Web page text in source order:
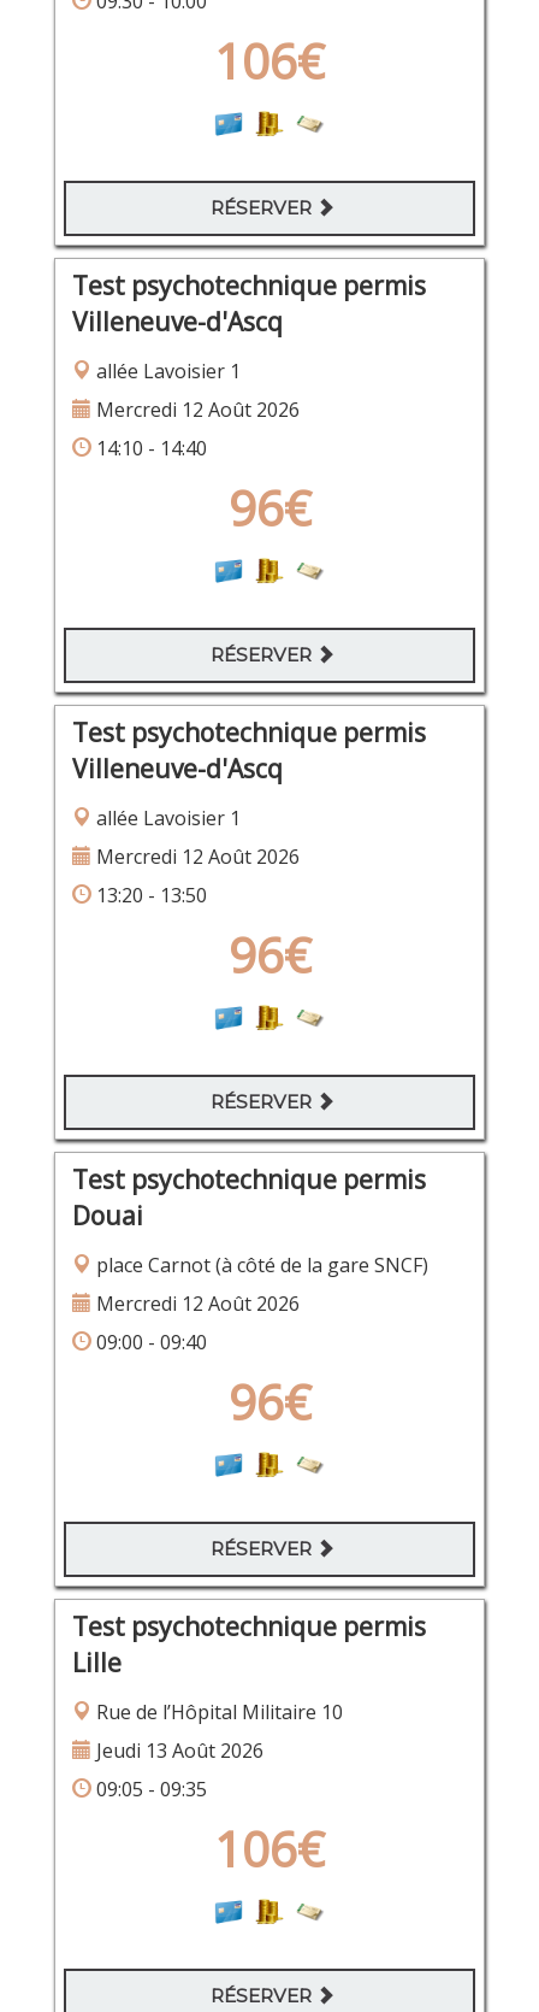
106€
RÉSERVER
Test psychotechnique permis
Villeneuve-d'Ascq
allée Lavoisier 1
Mercredi 12 Août 2026
14:10 - 14:40
96€
RÉSERVER
Test psychotechnique permis
Villeneuve-d'Ascq
allée Lavoisier 1
Mercredi 12 Août 2026
13:20 - 13:50
96€
RÉSERVER
Test psychotechnique permis
Douai
place Carnot (à côté de la gare SNCF)
Mercredi 12 Août 2026
09:00 - 09:40
96€
RÉSERVER
Test psychotechnique permis
Lille
Rue de l’Hôpital Militaire 10
Jeudi 13 Août 2026
09:05 - 09:35
106€
RÉSERVER